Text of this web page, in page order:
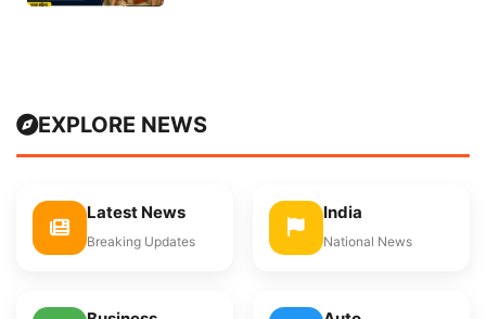
EXPLORE NEWS
Latest News
Breaking Updates
India
National News